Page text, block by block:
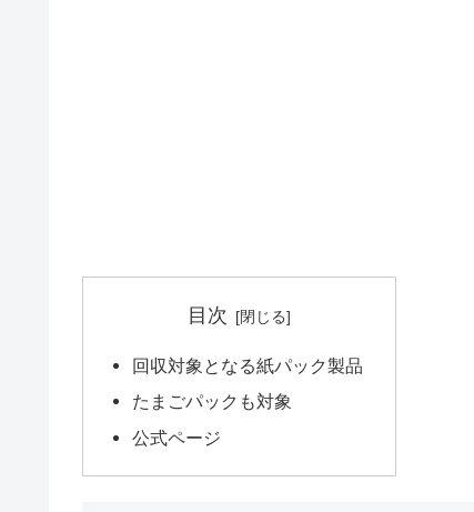
目次
回収対象となる紙パック製品
たまごパックも対象
公式ページ